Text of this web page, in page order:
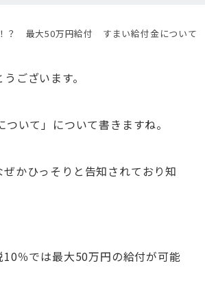
？ 最大50万円給付 すまい給付金について
ございます。
いて」について書きますね。
かひっそりと告知されており知
％では最大50万円の給付が可能